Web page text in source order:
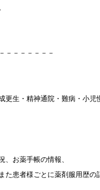
－－－－－－－
更生・精神通院・難病・小児
お薬手帳の情報、
た患者様ごとに薬剤服用歴の